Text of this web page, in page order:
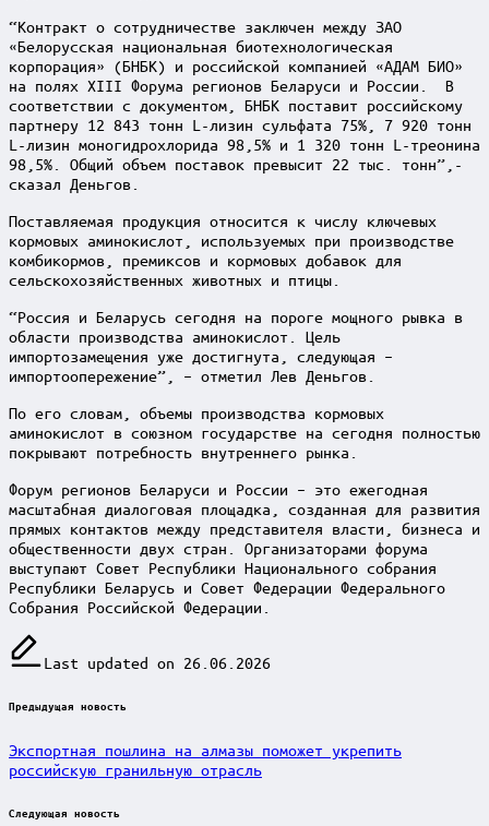
“Контракт о сотрудничестве заключен между ЗАО
«Белорусская национальная биотехнологическая
корпорация» (БНБК) и российской компанией «АДАМ БИО»
на полях XIII Форума регионов Беларуси и России. В
соответствии с документом, БНБК поставит российскому
партнеру 12 843 тонн L-лизин сульфата 75%, 7 920 тонн
L-лизин моногидрохлорида 98,5% и 1 320 тонн L-треонина
98,5%. Общий объем поставок превысит 22 тыс. тонн”,-
сказал Деньгов.
Поставляемая продукция относится к числу ключевых
кормовых аминокислот, используемых при производстве
комбикормов, премиксов и кормовых добавок для
сельскохозяйственных животных и птицы.
“Россия и Беларусь сегодня на пороге мощного рывка в
области производства аминокислот. Цель
импортозамещения уже достигнута, следующая –
импортоопережение”, – отметил Лев Деньгов.
По его словам, объемы производства кормовых
аминокислот в союзном государстве на сегодня полностью
покрывают потребность внутреннего рынка.
Форум регионов Беларуси и России – это ежегодная
масштабная диалоговая площадка, созданная для развития
прямых контактов между представителя власти, бизнеса и
общественности двух стран. Организаторами форума
выступают Совет Республики Национального собрания
Республики Беларусь и Совет Федерации Федерального
Собрания Российской Федерации.
Last updated on 26.06.2026
Post
Предыдущая новость
Экспортная пошлина на алмазы поможет укрепить
российскую гранильную отрасль
Следующая новость